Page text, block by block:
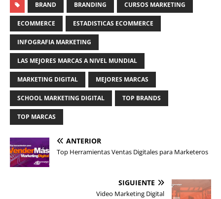
BRAND BRANDING CURSOS MARKETING
ECOMMERCE ESTADISTICAS ECOMMERCE
INFOGRAFIA MARKETING
LAS MEJORES MARCAS A NIVEL MUNDIAL
MARKETING DIGITAL MEJORES MARCAS
SCHOOL MARKETING DIGITAL TOP BRANDS
TOP MARCAS
ANTERIOR
Top Herramientas Ventas Digitales para Marketeros
SIGUIENTE
Video Marketing Digital